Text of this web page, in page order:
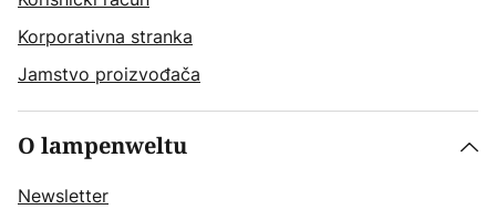
Korporativna stranka
Jamstvo proizvođača
O lampenweltu
Newsletter